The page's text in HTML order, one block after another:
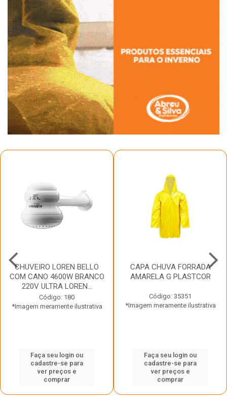
CHUVEIRO LOREN BELLO
COM CANO 4600W BRANCO
220V ULTRA LOREN...
Código: 180
*Imagem meramente ilustrativa
Faça seu login ou
cadastre-se para
ver preços e
comprar
CAPA CHUVA FORRADA
AMARELA G PLASTCOR
Código: 35351
*Imagem meramente ilustrativa
Faça seu login ou
cadastre-se para
ver preços e
comprar